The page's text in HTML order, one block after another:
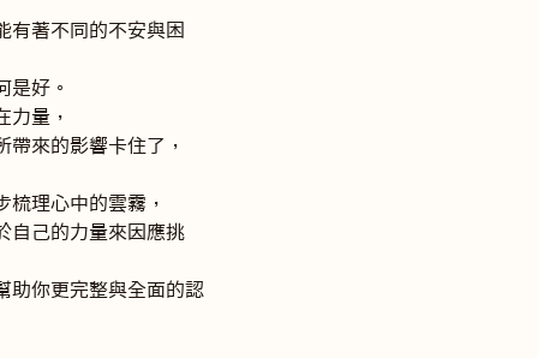
有著不同的不安與困
是好。
力量，
帶來的影響卡住了，
梳理心中的雲霧，
自己的力量來因應挑
助你更完整與全面的認